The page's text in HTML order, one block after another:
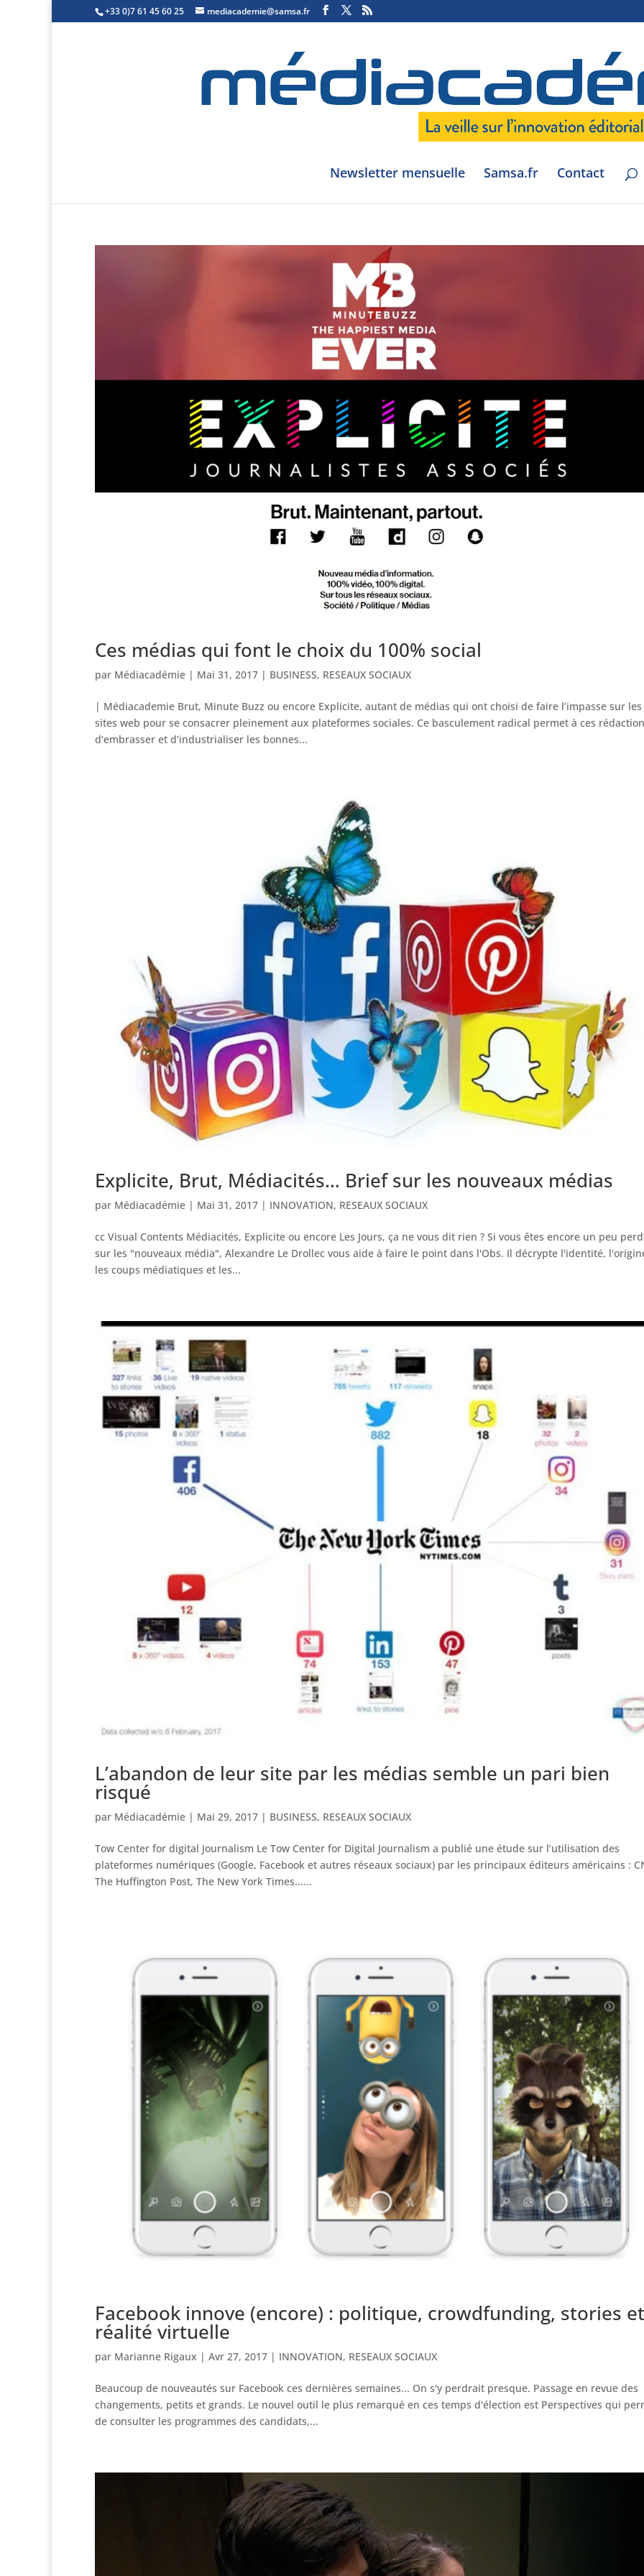
+33 0)7 61 45 60 25 mediacademie@samsa.fr
Newsletter mensuelle Samsa.fr Contact
Ces médias qui font le choix du 100% social
par Médiacadémie | Mai 31, 2017 | BUSINESS, RESEAUX SOCIAUX
| Médiacademie Brut, Minute Buzz ou encore Explicite, autant de médias qui ont choisi de faire l’impasse sur les
sites web pour se consacrer pleinement aux plateformes sociales. Ce basculement radical permet à ces
d’embrasser et d’industrialiser les bonnes...
Explicite, Brut, Médiacités… Brief sur les nouveaux médias
par Médiacadémie | Mai 31, 2017 | INNOVATION, RESEAUX SOCIAUX
cc Visual Contents Médiacités, Explicite ou encore Les Jours, ça ne vous dit rien ? Si vous êtes encore un peu
sur les "nouveaux média", Alexandre Le Drollec vous aide à faire le point dans l'Obs. Il décrypte l'identité,
les coups médiatiques et les...
L’abandon de leur site par les médias semble un pari bien
risqué
par Médiacadémie | Mai 29, 2017 | BUSINESS, RESEAUX SOCIAUX
Tow Center for digital Journalism Le Tow Center for Digital Journalism a publié une étude sur l’utilisation des
plateformes numériques (Google, Facebook et autres réseaux sociaux) par les principaux éditeurs américains :
The Huffington Post, The New York Times......
Facebook innove (encore) : politique, crowdfunding, stories et
réalité virtuelle
par Marianne Rigaux | Avr 27, 2017 | INNOVATION, RESEAUX SOCIAUX
Beaucoup de nouveautés sur Facebook ces dernières semaines... On s'y perdrait presque. Passage en revue des
changements, petits et grands. Le nouvel outil le plus remarqué en ces temps d'élection est Perspectives qui
de consulter les programmes des candidats,...